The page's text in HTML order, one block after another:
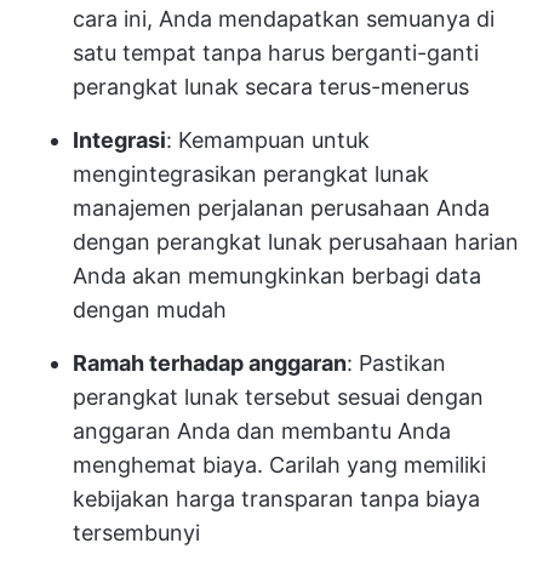
cara ini, Anda mendapatkan semuanya di
satu tempat tanpa harus berganti-ganti
perangkat lunak secara terus-menerus
Integrasi: Kemampuan untuk
mengintegrasikan perangkat lunak
manajemen perjalanan perusahaan Anda
dengan perangkat lunak perusahaan harian
Anda akan memungkinkan berbagi data
dengan mudah
Ramah terhadap anggaran: Pastikan
perangkat lunak tersebut sesuai dengan
anggaran Anda dan membantu Anda
menghemat biaya. Carilah yang memiliki
kebijakan harga transparan tanpa biaya
tersembunyi